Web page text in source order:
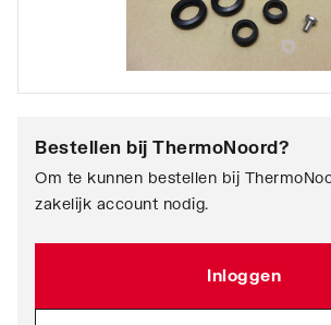
Bestellen bij ThermoNoord?
Om te kunnen bestellen bij
zakelijk account nodig.
Inloggen